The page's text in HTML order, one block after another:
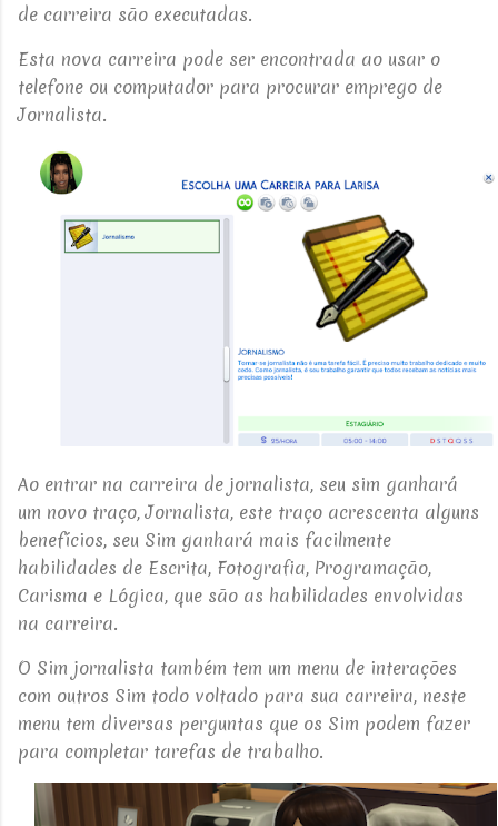
de carreira são executadas.
Esta nova carreira pode ser encontrada ao usar o
telefone ou computador para procurar emprego de
Jornalista.
Ao entrar na carreira de jornalista, seu sim ganhará
um novo traço, Jornalista, este traço acrescenta alguns
benefícios, seu Sim ganhará mais facilmente
habilidades de Escrita, Fotografia, Programação,
Carisma e Lógica, que são as habilidades envolvidas
na carreira.
O Sim jornalista também tem um menu de interações
com outros Sim todo voltado para sua carreira, neste
menu tem diversas perguntas que os Sim podem fazer
para completar tarefas de trabalho.